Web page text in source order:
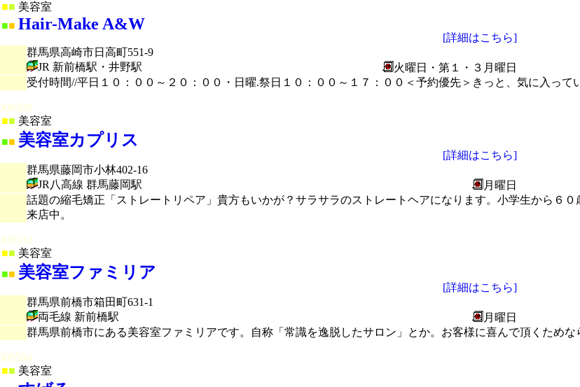
■ 美容室
■■ Hair-Make A&W
[詳細はこちら]
群馬県高崎市日高町551-9
JR 新前橋駅・井野駅
火曜日・第１・３月曜日
受付時間//平日１０：００～２０：００・日曜.祭日１０：００～１７：００＜予約優先＞きっと、気に入って
■ 美容室
■■ 美容室カプリス
[詳細はこちら]
群馬県藤岡市小林402-16
JR八高線 群馬藤岡駅
月曜日
話題の縮毛矯正「ストレートリペア」貴方もいかが？サラサラのストレートヘアになります。小学生から６０
来店中。
■ 美容室
■■ 美容室ファミリア
[詳細はこちら]
群馬県前橋市箱田町631-1
両毛線 新前橋駅
月曜日
群馬県前橋市にある美容室ファミリアです。自称「常識を逸脱したサロン」とか。お客様に喜んで頂くため
■ 美容室